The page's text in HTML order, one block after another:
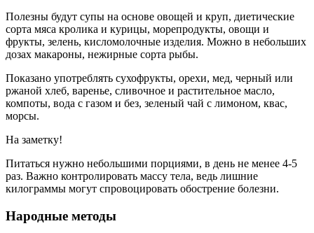
Полезны будут супы на основе овощей и круп, диетические
сорта мяса кролика и курицы, морепродукты, овощи и
фрукты, зелень, кисломолочные изделия. Можно в небольших
дозах макароны, нежирные сорта рыбы.
Показано употреблять сухофрукты, орехи, мед, черный или
ржаной хлеб, варенье, сливочное и растительное масло,
компоты, вода с газом и без, зеленый чай с лимоном, квас,
морсы.
На заметку!
Питаться нужно небольшими порциями, в день не менее 4-5
раз. Важно контролировать массу тела, ведь лишние
килограммы могут спровоцировать обострение болезни.
Народные методы